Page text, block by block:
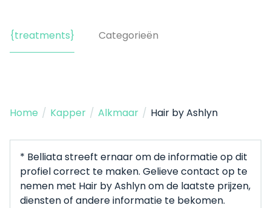
{treatments} Categorieën
Home / Kapper / Alkmaar / Hair by Ashlyn
* Belliata streeft ernaar om de informatie op dit
profiel correct te maken. Gelieve contact op te
nemen met Hair by Ashlyn om de laatste prijzen,
diensten of andere informatie te bekomen.